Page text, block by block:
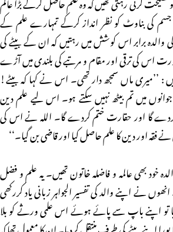
کی بناوٹ کو نظر انداز کرکے تمہارے علم کے
برابر اس کوشش میں رہتیں کہ ان کے بیٹے کی
اس کی ترقی اور مقام و مرتبے کی بلندی میں آڑے
: ’’میری ماں سمجھ دار تھی۔ اس نے کہا کہ بیٹے!
میں تم بیٹھ نہیں سکتے ہو۔ اس لیے علم دین
گا اور حقارت ختم کردے گا۔ اللہ نے اس کی
فقہ اور دین کا علم حاصل کیا اور قاضی بن گیا۔‘‘
خود بھی عالمہ و فاضلہ خاتون تھیں۔ یہ علم و فضل
نے اپنے والد کی تفسیر الجواہر زبانی یاد کررکھی
آیا تو اپنے باپ سے پائے ہوئے اس علمی ورثے کو بلا